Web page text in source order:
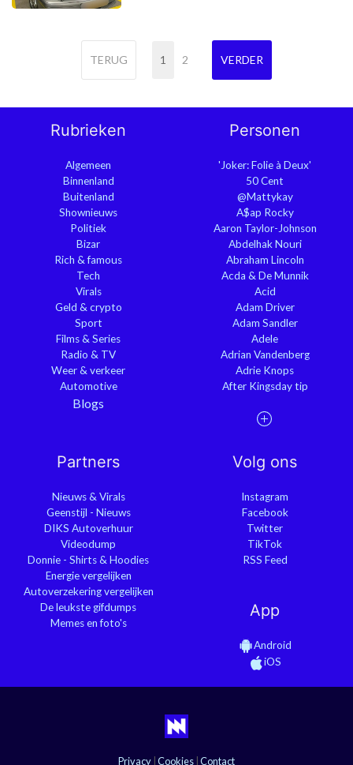
TERUG 1 2 VERDER
Rubrieken
Algemeen
Binnenland
Buitenland
Shownieuws
Politiek
Bizar
Rich & famous
Tech
Virals
Geld & crypto
Sport
Films & Series
Radio & TV
Weer & verkeer
Automotive
Blogs
Personen
'Joker: Folie à Deux'
50 Cent
@Mattykay
A$ap Rocky
Aaron Taylor-Johnson
Abdelhak Nouri
Abraham Lincoln
Acda & De Munnik
Acid
Adam Driver
Adam Sandler
Adele
Adrian Vandenberg
Adrie Knops
After Kingsday tip
Partners
Nieuws & Virals
Geenstijl - Nieuws
DIKS Autoverhuur
Videodump
Donnie - Shirts & Hoodies
Energie vergelijken
Autoverzekering vergelijken
De leukste gifdumps
Memes en foto's
Volg ons
Instagram
Facebook
Twitter
TikTok
RSS Feed
App
Android
iOS
Privacy Cookies Contact